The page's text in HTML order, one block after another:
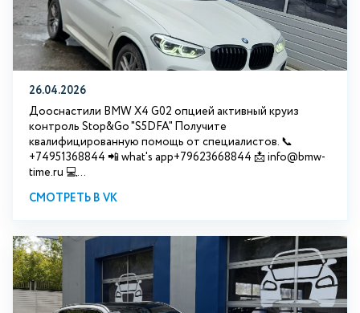
26.04.2026
Дооснастили BMW X4 G02 опцией активный круиз
контроль Stop&Go "S5DFA" Получите
квалифицированную помощь от специалистов. 📞
+74951368844 📲 what's app+79623668844 📩 info@bmw-
time.ru 💻...
СМОТРЕТЬ В VK